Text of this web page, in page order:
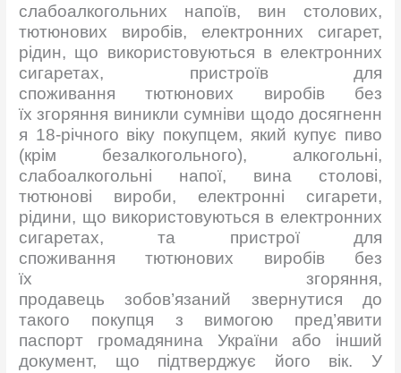
слабоалкогольних напоїв, вин столових,
тютюнових виробів, електронних сигарет,
рідин, що використовуються в електронних
сигаретах, пристроїв для
споживання тютюнових виробів без
їх згоряння виникли сумніви щодо досягненн
я 18-річного віку покупцем, який купує пиво
(крім безалкогольного), алкогольні,
слабоалкогольні напої, вина столові,
тютюнові вироби, електронні сигарети,
рідини, що використовуються в електронних
сигаретах, та пристрої для
споживання тютюнових виробів без
їх згоряння,
продавець зобов’язаний звернутися до
такого покупця з вимогою пред’явити
паспорт громадянина України або інший
документ, що підтверджує його вік. У